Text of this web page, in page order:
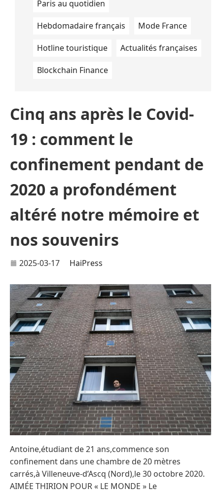
Paris au quotidien
Hebdomadaire français Mode France
Hotline touristique Actualités françaises
Blockchain Finance
Cinq ans après le Covid-
19 : comment le
confinement pendant de
2020 a profondément
altéré notre mémoire et
nos souvenirs
2025-03-17 HaiPress
Antoine,étudiant de 21 ans,commence son
confinement dans une chambre de 20 mètres
carrés,à Villeneuve-d’Ascq (Nord),le 30 octobre 2020.
AIMÉE THIRION POUR « LE MONDE » Le